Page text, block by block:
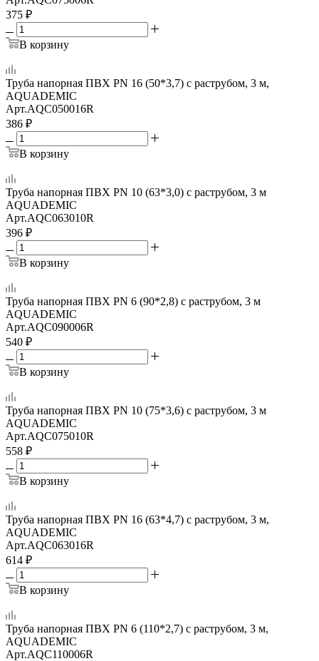
375 ₽
В корзину
Труба напорная ПВХ PN 16 (50*3,7) с раструбом, 3 м,
AQUADEMIC
Арт.AQC050016R
386 ₽
В корзину
Труба напорная ПВХ PN 10 (63*3,0) с раструбом, 3 м
AQUADEMIC
Арт.AQC063010R
396 ₽
В корзину
Труба напорная ПВХ PN 6 (90*2,8) с раструбом, 3 м
AQUADEMIC
Арт.AQC090006R
540 ₽
В корзину
Труба напорная ПВХ PN 10 (75*3,6) с раструбом, 3 м
AQUADEMIC
Арт.AQC075010R
558 ₽
В корзину
Труба напорная ПВХ PN 16 (63*4,7) с раструбом, 3 м,
AQUADEMIC
Арт.AQC063016R
614 ₽
В корзину
Труба напорная ПВХ PN 6 (110*2,7) с раструбом, 3 м,
AQUADEMIC
Арт.AQC110006R